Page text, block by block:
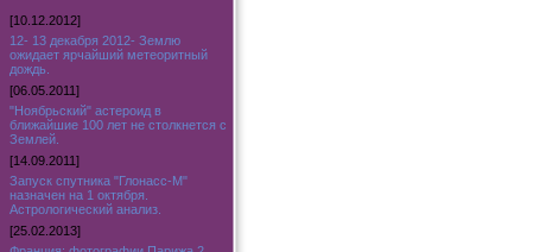
[10.12.2012]
12- 13 декабря 2012- Землю
ожидает ярчайший метеоритный
дождь.
[06.05.2011]
"Ноябрьский" астероид в
ближайшие 100 лет не столкнется с
Землей.
[14.09.2011]
Запуск спутника "Глонасс-М"
назначен на 1 октября.
Астрологический анализ.
[25.02.2013]